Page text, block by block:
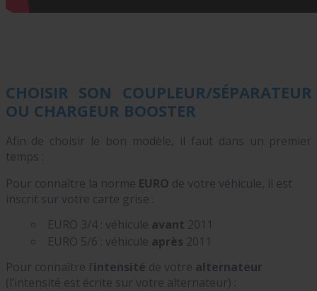
CHOISIR SON COUPLEUR/SÉPARATEUR
OU CHARGEUR BOOSTER
Afin de choisir le bon modèle, il faut dans un premier
temps :
Pour connaître la norme EURO de votre véhicule, il est
inscrit sur votre carte grise :
EURO 3/4 : véhicule avant 2011
EURO 5/6 : véhicule après 2011
Pour connaître l’intensité de votre alternateur
(l’intensité est écrite sur votre alternateur) :